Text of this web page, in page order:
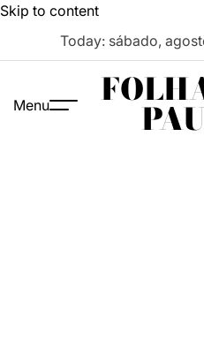
Skip to content
Today: sábado,
Menu